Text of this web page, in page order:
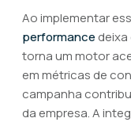
Ao implementar
performance
torna um motor
em métricas de
campanha
da empresa. A